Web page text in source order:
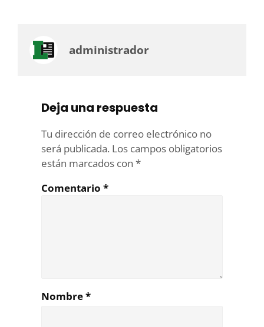
administrador
Deja una respuesta
Tu dirección de correo electrónico no
será publicada. Los campos obligatorios
están marcados con *
Comentario *
Nombre*